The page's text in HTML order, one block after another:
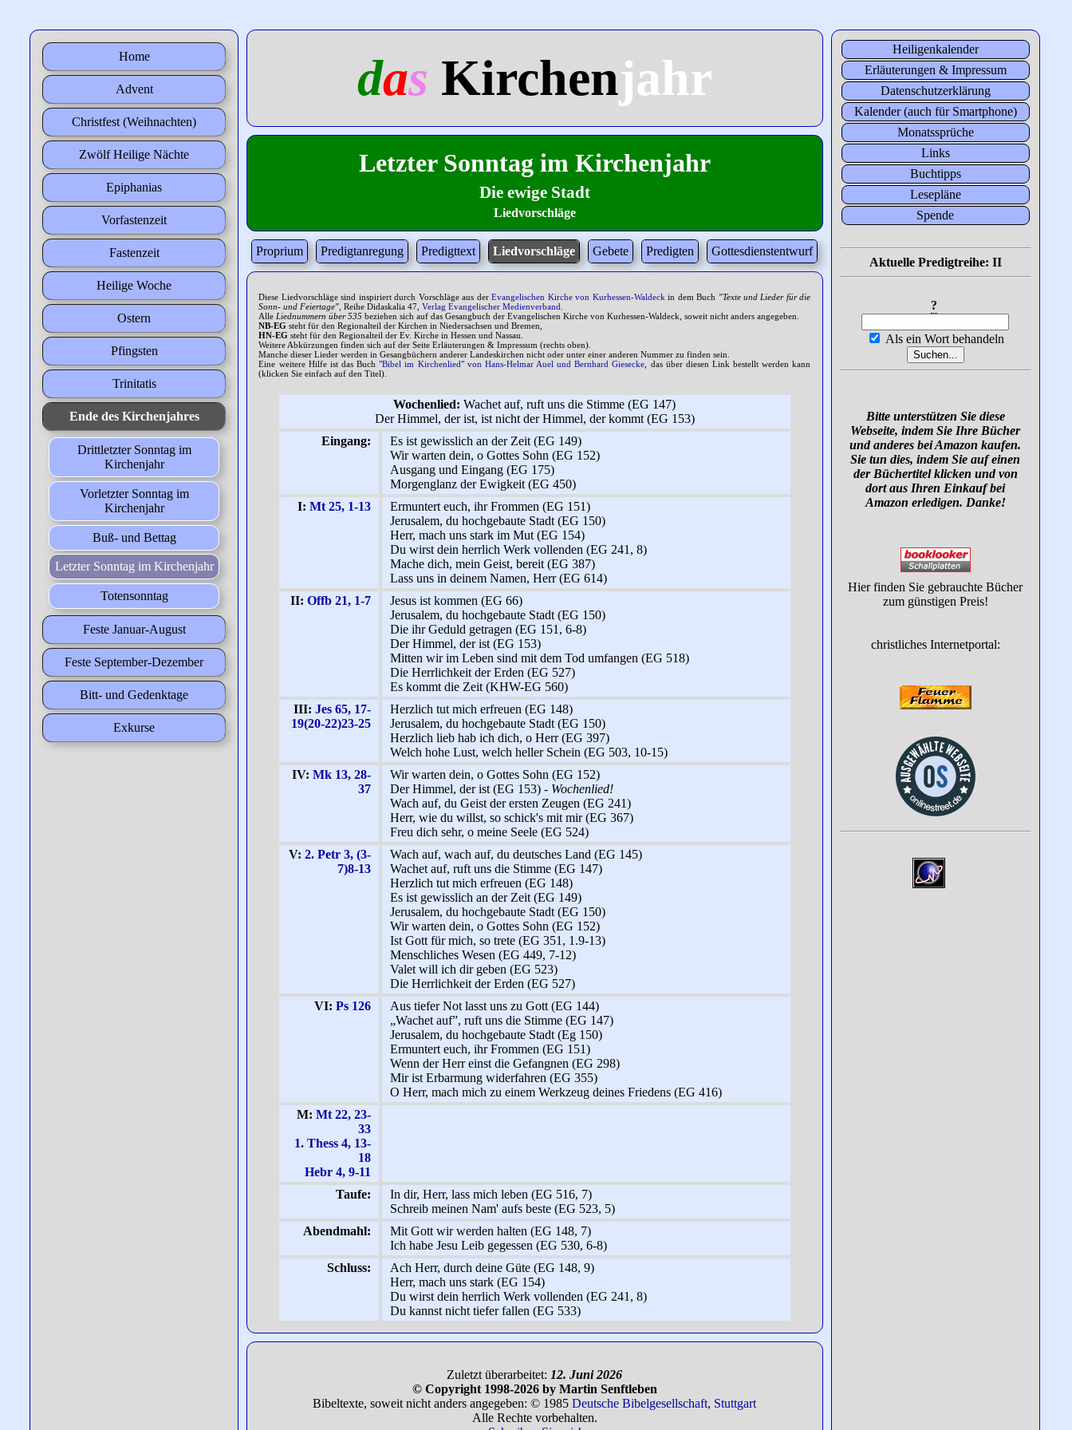
Home
Advent
Christfest (Weihnachten)
Zwölf Heilige Nächte
Epiphanias
Vorfastenzeit
Fastenzeit
Heilige Woche
Ostern
Pfingsten
Trinitatis
Ende des Kirchenjahres
Drittletzter Sonntag im
Kirchenjahr
Vorletzter Sonntag im
Kirchenjahr
Buß- und Bettag
Letzter Sonntag im Kirchenjahr
Totensonntag
Feste Januar-August
Feste September-Dezember
Bitt- und Gedenktage
Exkurse
das Kirchenjahr
Letzter Sonntag im Kirchenjahr
Die ewige Stadt
Liedvorschläge
Proprium Predigtanregung Predigttext Liedvorschläge Gebete Predigten Gottesdienstentwurf
Diese Liedvorschläge sind inspiriert durch Vorschläge aus derEvangelischen Kirche von Kurhessen-Waldeck in dem Buch "Texte und Lieder für die
Sonn- und Feiertage" , Reihe Didaskalia 47,Verlag Evangelischer Medienverband
Alle Liednummern über 535 beziehen sich auf das Gesangbuch der Evangelischen Kirche von Kurhessen-Waldeck, soweit nicht anders angegeben.
NB-EG steht für den Regionalteil der Kirchen in Niedersachsen und Bremen,
HN-EG steht für den Regionalteil der Ev. Kirche in Hessen und Nassau.
Weitere Abkürzungen finden sich auf der Seite Erläuterungen & Impressum (rechts oben).
Manche dieser Lieder werden in Gesangbüchern anderer Landeskirchen nicht oder unter einer anderen Nummer zu finden sein.
Eine weitere Hilfe ist das Buch"Bibel im Kirchenlied" von Hans-Helmar Auel und Bernhard Giesecke , das über diesen Link bestellt werden kann
(klicken Sie einfach auf den Titel).
Wochenlied: Wachet auf, ruft uns die Stimme (EG 147)
Der Himmel, der ist, ist nicht der Himmel, der kommt (EG 153)
Eingang:
Es ist gewisslich an der Zeit (EG 149)
Wir warten dein, o Gottes Sohn (EG 152)
Ausgang und Eingang (EG 175)
Morgenglanz der Ewigkeit (EG 450)
I: Mt 25, 1-13
Ermuntert euch, ihr Frommen (EG 151)
Jerusalem, du hochgebaute Stadt (EG 150)
Herr, mach uns stark im Mut (EG 154)
Du wirst dein herrlich Werk vollenden (EG 241, 8)
Mache dich, mein Geist, bereit (EG 387)
Lass uns in deinem Namen, Herr (EG 614)
II: Offb 21, 1-7
Jesus ist kommen (EG 66)
Jerusalem, du hochgebaute Stadt (EG 150)
Die ihr Geduld getragen (EG 151, 6-8)
Der Himmel, der ist (EG 153)
Mitten wir im Leben sind mit dem Tod umfangen (EG 518)
Die Herrlichkeit der Erden (EG 527)
Es kommt die Zeit (KHW-EG 560)
III: Jes 65, 17-
19(20-22)23-25
Herzlich tut mich erfreuen (EG 148)
Jerusalem, du hochgebaute Stadt (EG 150)
Herzlich lieb hab ich dich, o Herr (EG 397)
Welch hohe Lust, welch heller Schein (EG 503, 10-15)
IV: Mk 13, 28-
37
Wir warten dein, o Gottes Sohn (EG 152)
Der Himmel, der ist (EG 153) - Wochenlied!
Wach auf, du Geist der ersten Zeugen (EG 241)
Herr, wie du willst, so schick's mit mir (EG 367)
Freu dich sehr, o meine Seele (EG 524)
V: 2. Petr 3, (3-
7)8-13
Wach auf, wach auf, du deutsches Land (EG 145)
Wachet auf, ruft uns die Stimme (EG 147)
Herzlich tut mich erfreuen (EG 148)
Es ist gewisslich an der Zeit (EG 149)
Jerusalem, du hochgebaute Stadt (EG 150)
Wir warten dein, o Gottes Sohn (EG 152)
Ist Gott für mich, so trete (EG 351, 1.9-13)
Menschliches Wesen (EG 449, 7-12)
Valet will ich dir geben (EG 523)
Die Herrlichkeit der Erden (EG 527)
VI: Ps 126
Aus tiefer Not lasst uns zu Gott (EG 144)
„Wachet auf”, ruft uns die Stimme (EG 147)
Jerusalem, du hochgebaute Stadt (Eg 150)
Ermuntert euch, ihr Frommen (EG 151)
Wenn der Herr einst die Gefangnen (EG 298)
Mir ist Erbarmung widerfahren (EG 355)
O Herr, mach mich zu einem Werkzeug deines Friedens (EG 416)
M: Mt 22, 23-
33
1. Thess 4, 13-
18
Hebr 4, 9-11
Taufe:
In dir, Herr, lass mich leben (EG 516, 7)
Schreib meinen Nam' aufs beste (EG 523, 5)
Abendmahl:
Mit Gott wir werden halten (EG 148, 7)
Ich habe Jesu Leib gegessen (EG 530, 6-8)
Schluss:
Ach Herr, durch deine Güte (EG 148, 9)
Herr, mach uns stark (EG 154)
Du wirst dein herrlich Werk vollenden (EG 241, 8)
Du kannst nicht tiefer fallen (EG 533)
Zuletzt überarbeitet: 12. Juni 2026
© Copyright 1998-2026 by Martin Senftleben
Bibeltexte, soweit nicht anders angegeben: © 1985Deutsche Bibelgesellschaft, Stuttgart
Alle Rechte vorbehalten.
Heiligenkalender
Erläuterungen & Impressum
Datenschutzerklärung
Kalender (auch für Smartphone)
Monatssprüche
Links
Buchtipps
Lesepläne
Spende
Aktuelle Predigtreihe: II
?
Als ein Wort behandeln
Bitte unterstützen Sie diese
Webseite, indem Sie Ihre Bücher
und anderes bei Amazon kaufen.
Sie tun dies, indem Sie auf einen
der Büchertitel klicken und von
dort aus Ihren Einkauf bei
Amazon erledigen. Danke!
Hier finden Sie gebrauchte Bücher
zum günstigen Preis!
christliches Internetportal: